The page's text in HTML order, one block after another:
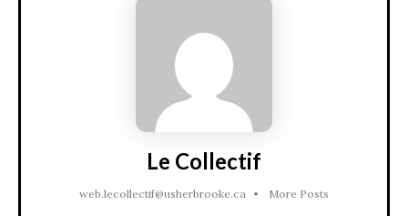
Le Collectif
web.lecollectif@usherbrooke.ca • More Posts